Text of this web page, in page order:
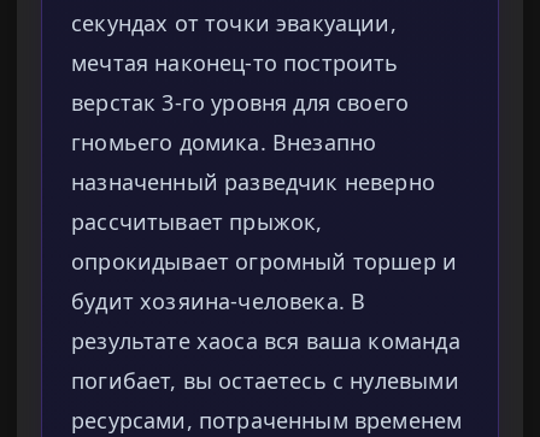
секундах от точки эвакуации,
мечтая наконец-то построить
верстак 3-го уровня для своего
гномьего домика. Внезапно
назначенный разведчик неверно
рассчитывает прыжок,
опрокидывает огромный торшер и
будит хозяина-человека. В
результате хаоса вся ваша команда
погибает, вы остаетесь с нулевыми
ресурсами, потраченным временем